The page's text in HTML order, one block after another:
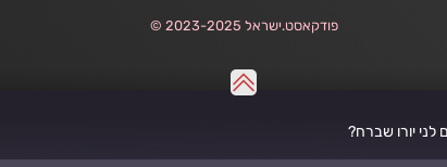
יורו שברח?
פודקאסט.ישראל 2023-2025 ©